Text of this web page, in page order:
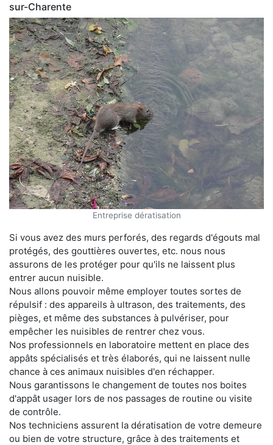
sur-Charente
Entreprise dératisation
Si vous avez des murs perforés, des regards d'égouts mal
protégés, des gouttières ouvertes, etc. nous nous
assurons de les protéger pour qu'ils ne laissent plus
entrer aucun nuisible.
Nous allons pouvoir même employer toutes sortes de
répulsif : des appareils à ultrason, des traitements, des
pièges, et même des substances à pulvériser, pour
empêcher les nuisibles de rentrer chez vous.
Nos professionnels en laboratoire mettent en place des
appâts spécialisés et très élaborés, qui ne laissent nulle
chance à ces animaux nuisibles d'en réchapper.
Nous garantissons le changement de toutes nos boites
d'appât usager lors de nos passages de routine ou visite
de contrôle.
Nos techniciens assurent la dératisation de votre demeure
ou bien de votre structure, grâce à des traitements et